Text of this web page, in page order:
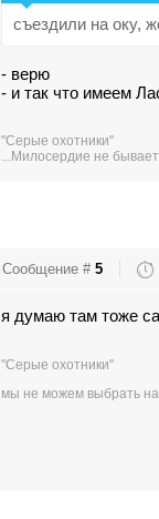
съездили на оку,
- верю
- и так что имеем
"Серые охотники"
...Милосердие не
Сообщение # 5
я думаю там тоже
"Серые охотники"
мы не можем выбрать